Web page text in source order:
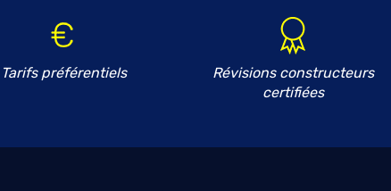
Tarifs préférentiels
Révisions constructeurs
certifiées